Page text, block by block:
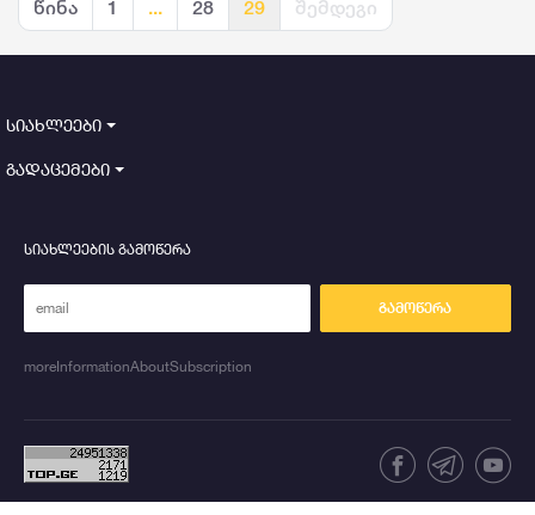
წინა 1 ... 28 29 შემდეგი
სიახლეები
გადაცემები
სიახლეების გამოწერა
გამოწერა
moreInformationAboutSubscription